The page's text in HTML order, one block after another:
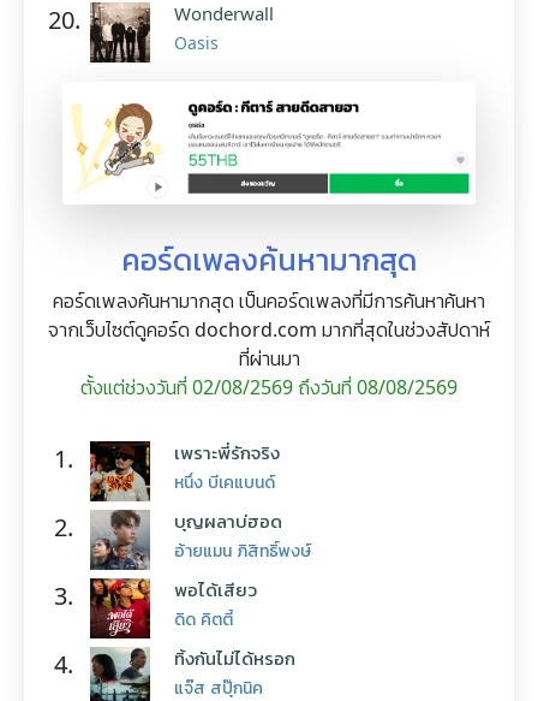
20. Wonderwall
Oasis
คอร์ดเพลงค้นหามากสุด
คอร์ดเพลงค้นหามากสุด เป็นคอร์ดเพลงที่มีการค้นหาค้นหา
จากเว็บไซต์ดูคอร์ด dochord.com มากที่สุดในช่วงสัปดาห์
ที่ผ่านมา
ตั้งแต่ช่วงวันที่ 02/08/2569 ถึงวันที่ 08/08/2569
1. เพราะพี่รักจริง
หนึ่ง บีเคแบนด์
2. บุญผลาบ่ฮอด
อ้ายแมน ภิสิทธิ์พงษ์
3. พอได้เสียว
ดิด คิตตี้
4. ทิ้งกันไม่ได้หรอก
แจ๊ส สปุ๊กนิค